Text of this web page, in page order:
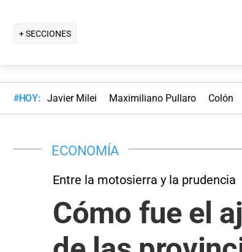
+ SECCIONES
#HOY: Javier Milei Maximiliano Pullaro Colón
ECONOMÍA
Entre la motosierra y la prudencia
Cómo fue el